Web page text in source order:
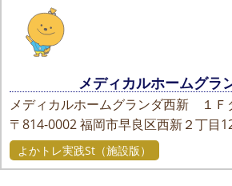
メディカルホームグラ
メディカルホームグランダ西新 １Ｆ
〒814-0002福岡市早良区西新２丁目
よかトレ実践St（施設版）